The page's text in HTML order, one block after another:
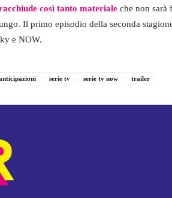
così tanto materiale che non sarà
Il primo episodio della seconda
e NOW.
serie tv serie tv now trailer